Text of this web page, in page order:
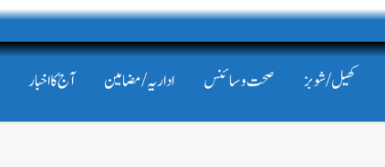
کھیل/شوبز صحت و سائنس اداریہ/ مضامین آج کا اخبار